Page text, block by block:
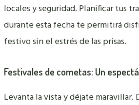
locales y seguridad. Planificar tus
durante esta fecha te permitirá
festivo sin el estrés de las prisas.
Festivales de cometas: Un
Levanta la vista y déjate